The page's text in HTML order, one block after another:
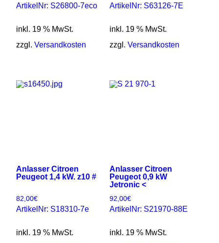
ArtikelNr: S26800-7eco
inkl. 19 % MwSt.
zzgl. Versandkosten
ArtikelNr: S63126-7E
inkl. 19 % MwSt.
zzgl. Versandkosten
Anlasser Citroen
Peugeot 1,4 kW. z10 #
82,00€
ArtikelNr: S18310-7e
inkl. 19 % MwSt.
Anlasser Citroen
Peugeot 0,9 kW
Jetronic <
92,00€
ArtikelNr: S21970-88E
inkl. 19 % MwSt.